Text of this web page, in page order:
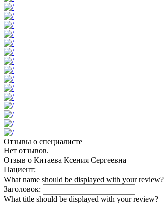
Отзывы о специалисте
Нет отзывов.
Отзыв о Китаева Ксения Сергеевна⠀
Пациент:
What name should be displayed with your review?
Заголовок:
What title should be displayed with your review?